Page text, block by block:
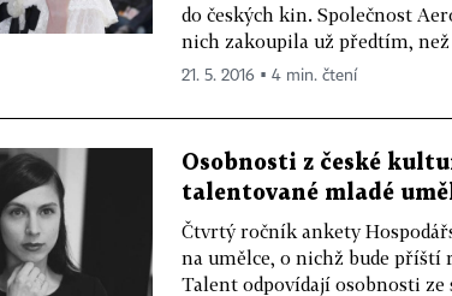
do českých kin. Společnost
nich zakoupila už předtím,
21. 5. 2016 ▪ 4 min. čtení
Osobnosti z české
talentované mladé
Čtvrtý ročník ankety
na umělce, o nichž bude příští
Talent odpovídají osobnosti ze